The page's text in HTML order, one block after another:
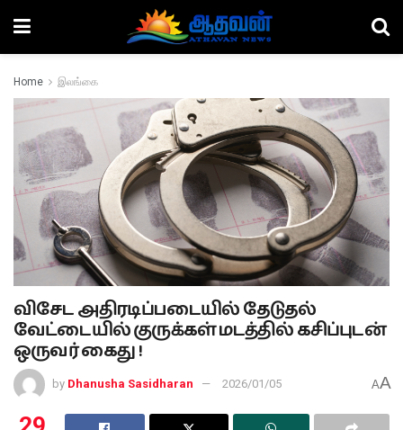
Home இலங்கை
விசேட அதிரடிப்படையில் தேடுதல்
வேட்டையில் குருக்கள் மடத்தில் கசிப்புடன்
ஒருவர் கைது !
by Dhanusha Sasidharan 2026/01/05 AA